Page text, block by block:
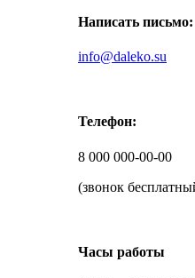
Написать письмо:
info@daleko.su
Телефон:
8 000 000-00-00
(звонок
Часы работы